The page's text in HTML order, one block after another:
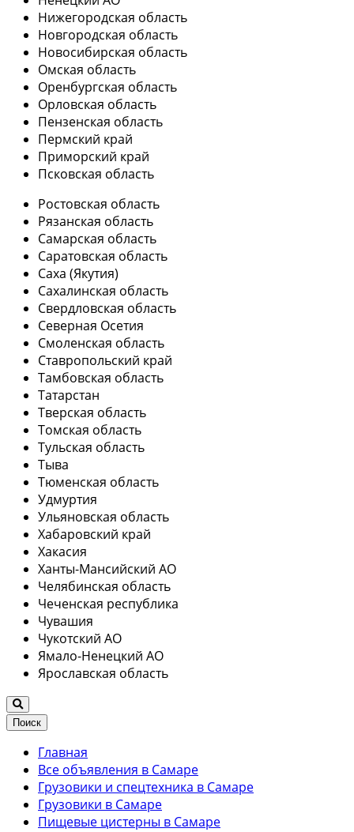
Нижегородская область
Новгородская область
Новосибирская область
Омская область
Оренбургская область
Орловская область
Пензенская область
Пермский край
Приморский край
Псковская область
Ростовская область
Рязанская область
Самарская область
Саратовская область
Саха (Якутия)
Сахалинская область
Свердловская область
Северная Осетия
Смоленская область
Ставропольский край
Тамбовская область
Татарстан
Тверская область
Томская область
Тульская область
Тыва
Тюменская область
Удмуртия
Ульяновская область
Хабаровский край
Хакасия
Ханты-Мансийский АО
Челябинская область
Чеченская республика
Чувашия
Чукотский АО
Ямало-Ненецкий АО
Ярославская область
Поиск
Главная
Все объявления в Самаре
Грузовики и спецтехника в Самаре
Грузовики в Самаре
Пищевые цистерны в Самаре